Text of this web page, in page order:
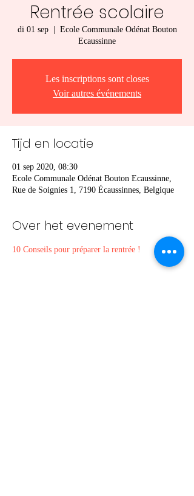
Rentrée scolaire
di 01 sep
  |
Ecole Communale Odénat Bouton
Ecaussinne
Les inscriptions sont closes
Voir autres événements
Tijd en locatie
01 sep 2020, 08:30
Ecole Communale Odénat Bouton Ecaussinne,
Rue de Soignies 1, 7190 Écaussinnes, Belgique
Over het evenement
10 Conseils pour préparer la rentrée !